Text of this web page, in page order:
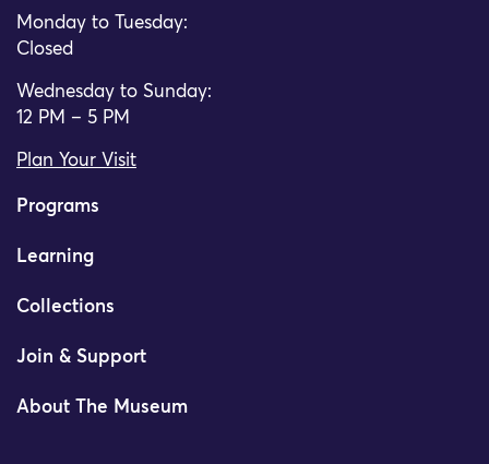
Monday to Tuesday:
Closed
Wednesday to Sunday:
12 PM – 5 PM
Plan Your Visit
Programs
Learning
Collections
Join & Support
About The Museum